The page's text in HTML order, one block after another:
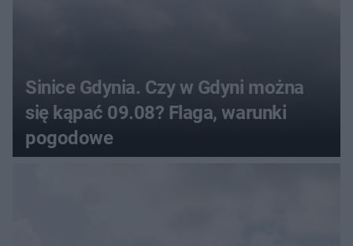
Sinice Gdynia. Czy w Gdyni można
się kąpać 09.08? Flaga, warunki
pogodowe